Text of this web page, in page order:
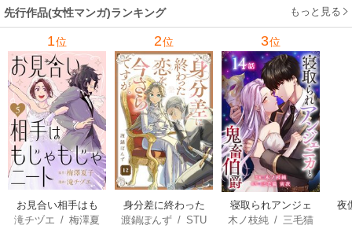
先行作品(女性マンガ)ランキング もっと見る
1位
お見合い相手はも
じゃもじゃニート
滝チヅエ /梅澤夏
2位
身分差に終わった
恋を、今さらです
渡鍋ぽんず /STU
3位
寝取られアンジェ
ニカと鬼畜伯爵
木ノ枝純 /三毛猫
夜